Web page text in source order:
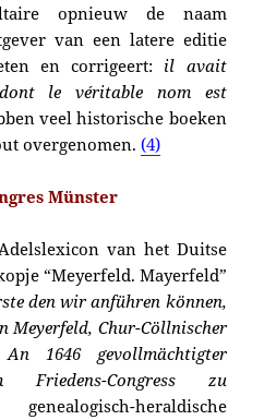
opnieuw de naam
van een latere editie
en corrigeert: il avait
le véritable nom est
veel historische boeken
overgenomen.(4)
Münster
van het Duitse
“Meyerfeld. Mayerfeld”
den wir anführen können,
Meyerfeld, Chur-Cöllnischer
1646 gevollmächtigter
Congress zu
heraldische